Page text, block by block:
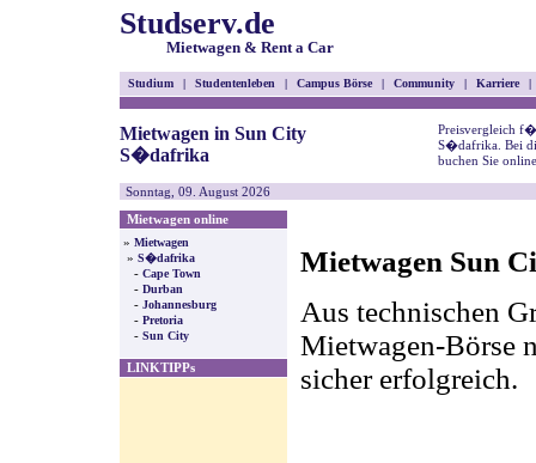
Studserv.de
Mietwagen & Rent a Car
Studium | Studentenleben | Campus Börse | Community | Karriere |
Mietwagen in Sun City
S�dafrika
Preisvergleich
S�dafrika. Bei
buchen Sie
Sonntag, 09. August 2026
Mietwagen online
» Mietwagen
» S�dafrika
- Cape Town
- Durban
- Johannesburg
- Pretoria
- Sun City
LINKTIPPs
Mietwagen Sun
Aus technischen
Mietwagen-Börse
sicher erfolgreich.